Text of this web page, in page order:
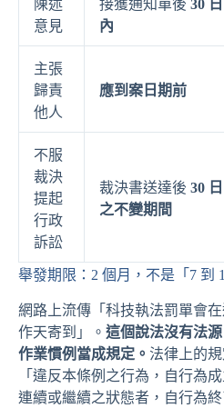
陳述
意見
接獲通知單後 30 日
內
主張
歸責
他人
應到案日期前
不服
裁決
提起
行政
訴訟
裁決書送達後 30 日
之不變期間
舉發期限：2 個月，不是「7 到
網路上流傳「科技執法罰單會
作天寄到」。 這個說法沒有法
作業慣例當成規定。 法律上的規
「違反本條例之行為，自行為
連續或繼續之狀態者，自行為終